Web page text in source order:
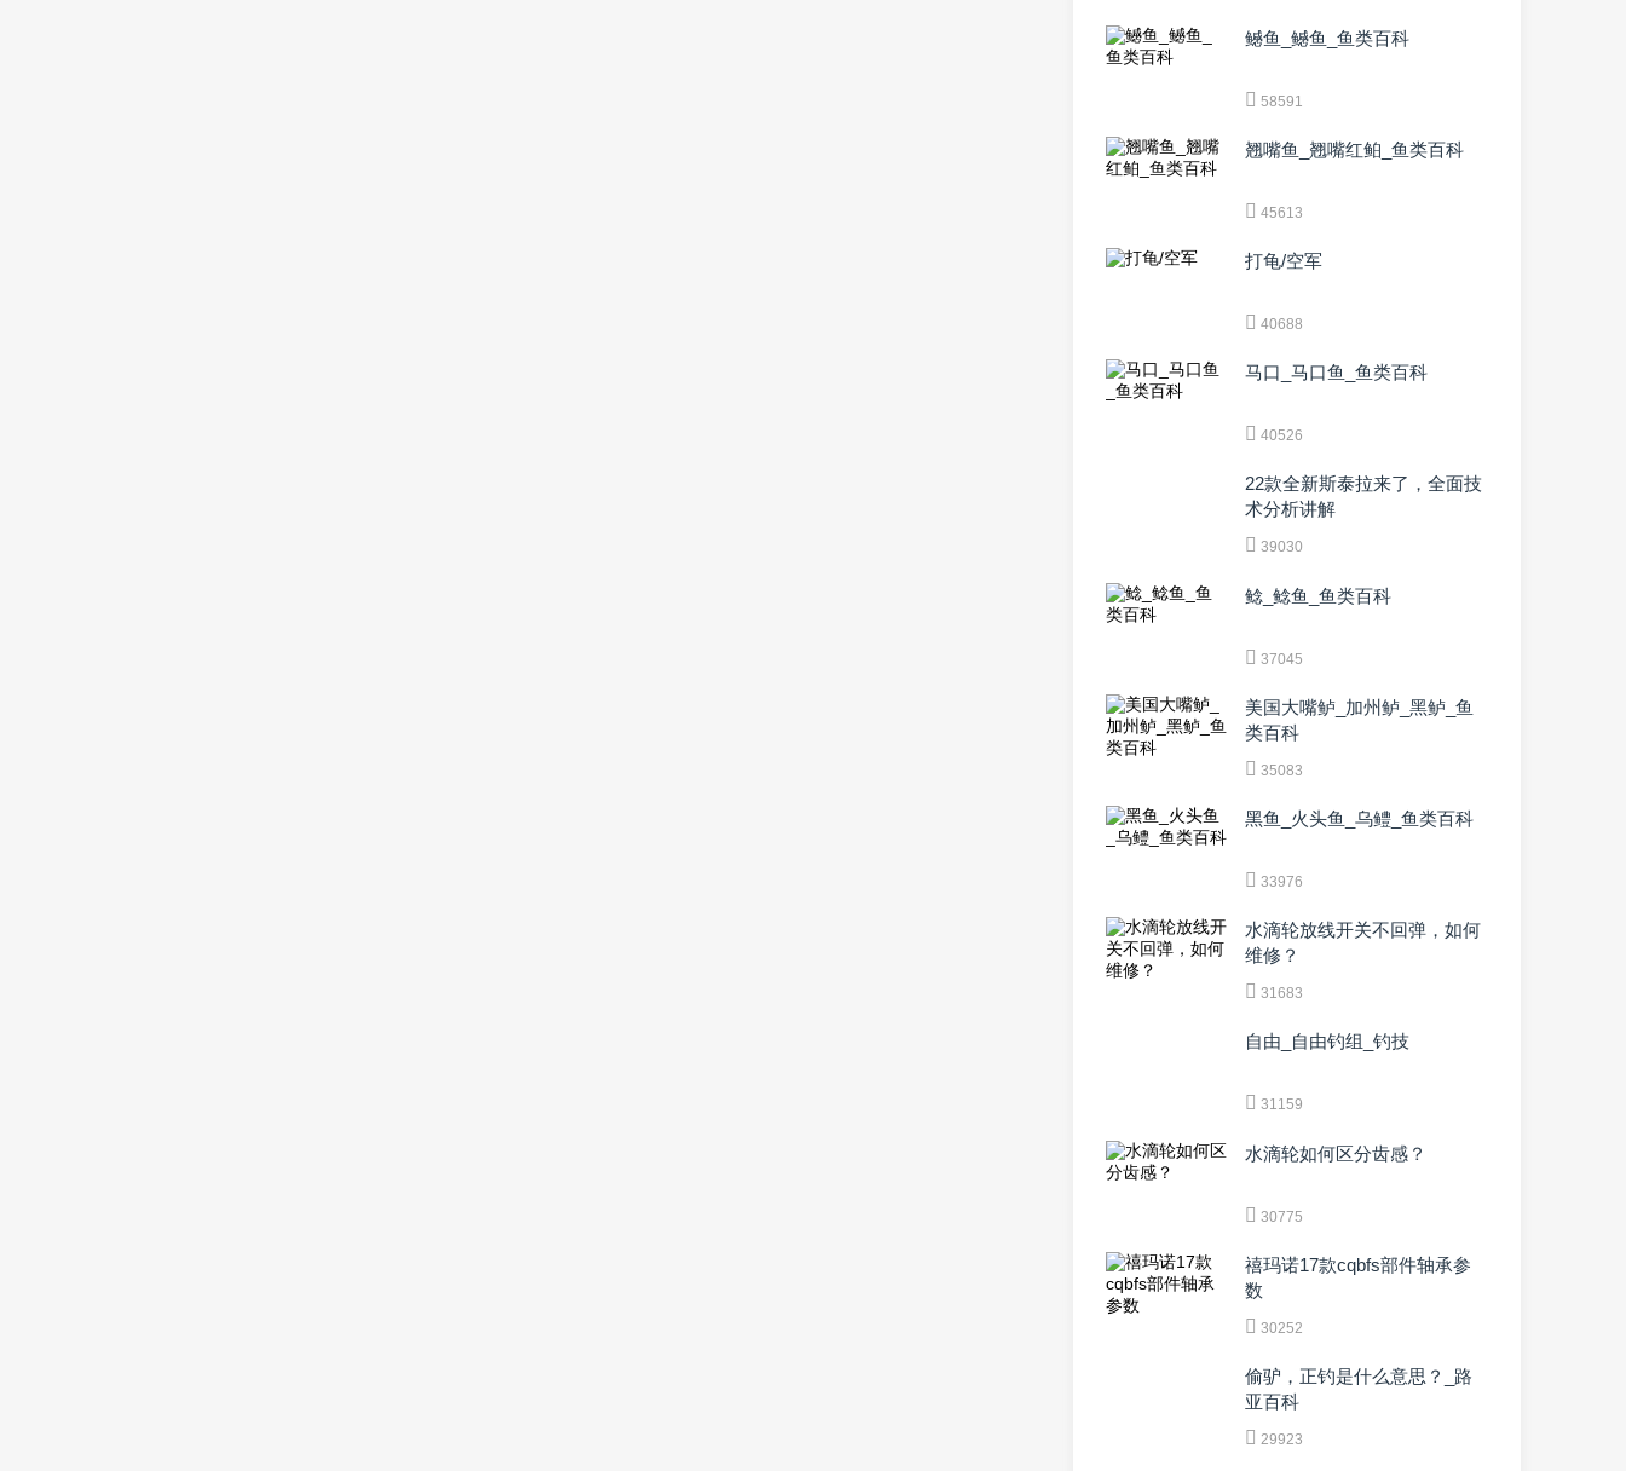
鳡鱼_鳡鱼_鱼类百科
58591
翘嘴鱼_翘嘴红鲌_鱼类百科
45613
打龟/空军
40688
马口_马口鱼_鱼类百科
40526
22款全新斯泰拉来了，全面技
术分析讲解
39030
鲶_鲶鱼_鱼类百科
37045
美国大嘴鲈_加州鲈_黑鲈_鱼
类百科
35083
黑鱼_火头鱼_乌鳢_鱼类百科
33976
水滴轮放线开关不回弹，如何
维修？
31683
自由_自由钓组_钓技
31159
水滴轮如何区分齿感？
30775
禧玛诺17款cqbfs部件轴承参
数
30252
偷驴，正钓是什么意思？_路
亚百科
29923